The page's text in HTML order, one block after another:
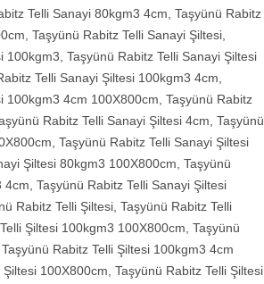
Telli Sanayi 80kgm3 4cm Taşyünü Rabitz
Taşyünü Rabitz Telli Sanayi Şiltesi,
100kgm3 Taşyünü Rabitz Telli Sanayi Şiltesi
Telli Sanayi Şiltesi 100kgm3 4cm
100kgm3 4cm 100X800cm Taşyünü Rabitz
Rabitz Telli Sanayi Şiltesi 4cm Taşyünü
Taşyünü Rabitz Telli Sanayi Şiltesi
Şiltesi 80kgm3 100X800cm Taşyünü
4cm Taşyünü Rabitz Telli Sanayi Şiltesi
Rabitz Telli Şiltesi, Taşyünü Rabitz Telli
Şiltesi 100kgm3 100X800cm Taşyünü
Taşyünü Rabitz Telli Şiltesi 100kgm3 4cm
100X800cm Taşyünü Rabitz Telli Şiltesi